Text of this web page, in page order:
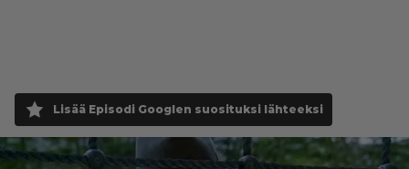
Lisää Episodi Googlen suosituksi lähteeksi